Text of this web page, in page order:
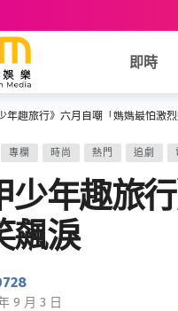
即時
年趣旅行》六月自嘲「媽媽最怕激
專欄 時尚 熱門 追劇
少年趣旅
飆淚
9 月 3 日